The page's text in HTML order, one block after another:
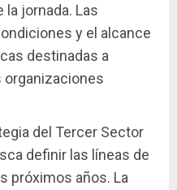
jornada. Las
y el alcance
destinadas a
organizaciones
del Tercer Sector
definir las líneas de
próximos años. La